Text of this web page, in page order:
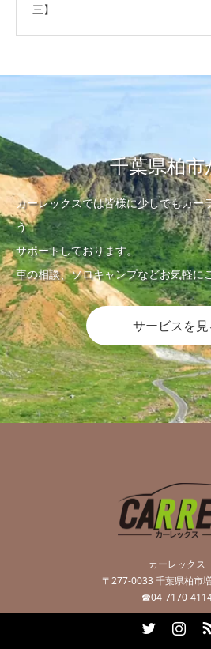
三】
千葉県柏市
カーレックスでは皆様に少しでもカー
う
サポートしております。
車の相談、ソロキャンプなどお気軽に
サービスを見
カーレックス
〒277-0033 千葉県柏市
☎04-7170-